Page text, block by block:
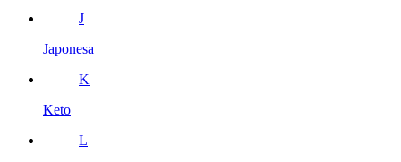
J
Japonesa
K
Keto
L